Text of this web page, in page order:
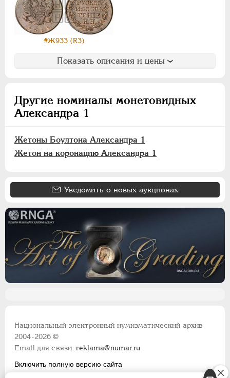
#Ж933 (R3)
Показать описания и цены
Другие номиналы монетовидных
Александра 1
Жетоны Боултона Александра 1
Жетон на коронацию Александра 1
Уведомить о новых аукционах
Национальный электронный нумизматический архив
2004-2026 ©
Email для связи:reklama@numar.ru
Включить полную версию сайта